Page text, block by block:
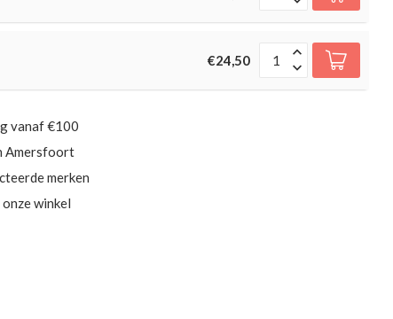
€24,50
vanaf €100
Amersfoort
merken
winkel